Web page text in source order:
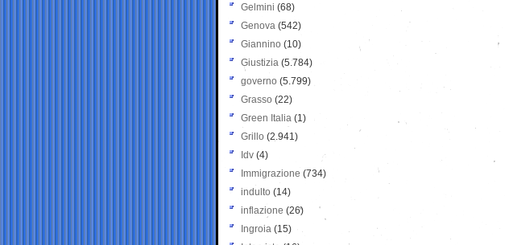
Gelmini (68)
Genova (542)
Giannino (10)
Giustizia (5.784)
governo (5.799)
Grasso (22)
Green Italia (1)
Grillo (2.941)
Idv (4)
Immigrazione (734)
indulto (14)
inflazione (26)
Ingroia (15)